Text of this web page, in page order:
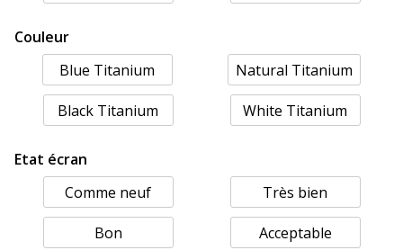
Couleur
Blue Titanium
Natural Titanium
Black Titanium White Titanium
Etat écran
Comme neuf
Très bien
Bon Acceptable